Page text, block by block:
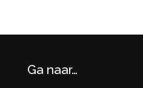
Ga naar…